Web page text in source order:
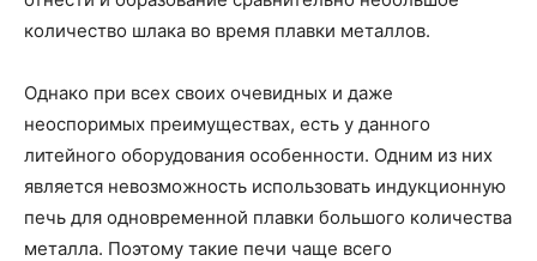
количество шлака во время плавки металлов.
Однако при всех своих очевидных и даже
неоспоримых преимуществах, есть у данного
литейного оборудования особенности. Одним из них
является невозможность использовать индукционную
печь для одновременной плавки большого количества
металла. Поэтому такие печи чаще всего